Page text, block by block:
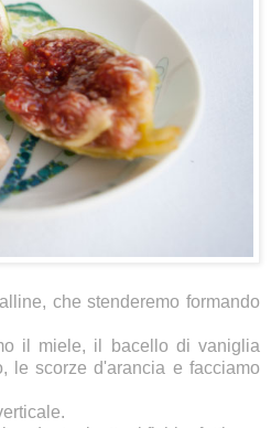
che stenderemo formando
il miele, il bacello di vaniglia
le scorze d'arancia e facciamo